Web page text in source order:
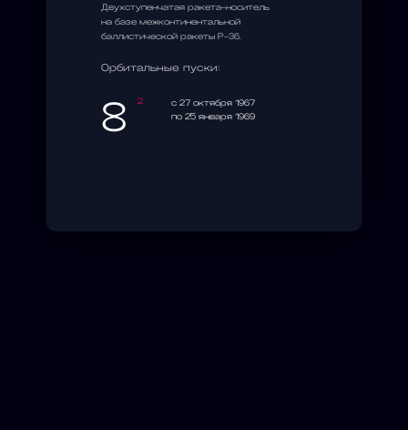
Двухступенчатая ракета-носитель
на базе межконтинентальной
баллистической ракеты Р-36.
Орбитальные пуски:
8 2
c 27 октября 1967
по 25 января 1969